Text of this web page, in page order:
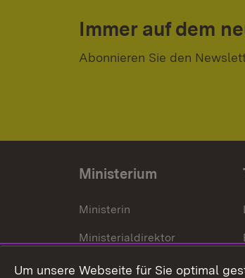
Immer auf dem
Abonnieren Sie den
Ministerium
Ministerin
Ministerialdirektor
Organisation und Aufgaben
Um unsere Webseite für Sie optimal